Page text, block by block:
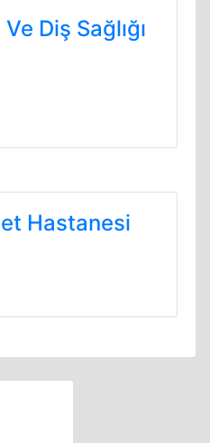
Diş Sağlığı
Hastanesi